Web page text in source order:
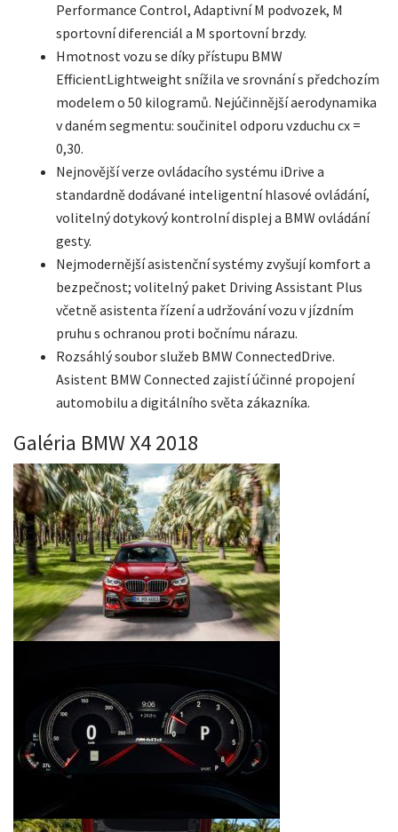
Performance Control, Adaptivní M podvozek, M
sportovní diferenciál a M sportovní brzdy.
Hmotnost vozu se díky přístupu BMW
EfficientLightweight snížila ve srovnání s předchozím
modelem o 50 kilogramů. Nejúčinnější aerodynamika
v daném segmentu: součinitel odporu vzduchu cx =
0,30.
Nejnovější verze ovládacího systému iDrive a
standardně dodávané inteligentní hlasové ovládání,
volitelný dotykový kontrolní displej a BMW ovládání
gesty.
Nejmodernější asistenční systémy zvyšují komfort a
bezpečnost; volitelný paket Driving Assistant Plus
včetně asistenta řízení a udržování vozu v jízdním
pruhu s ochranou proti bočnímu nárazu.
Rozsáhlý soubor služeb BMW ConnectedDrive.
Asistent BMW Connected zajistí účinné propojení
automobilu a digitálního světa zákazníka.
Galéria BMW X4 2018